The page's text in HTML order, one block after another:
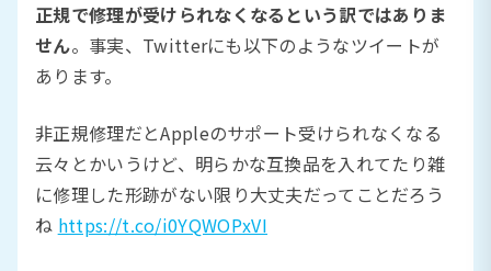
正規で修理が受けられなくなるという訳ではありま
せん。事実、Twitterにも以下のようなツイートが
あります。
非正規修理だとAppleのサポート受けられなくなる
云々とかいうけど、明らかな互換品を入れてたり雑
に修理した形跡がない限り大丈夫だってことだろう
ね https://t.co/i0YQWOPxVI